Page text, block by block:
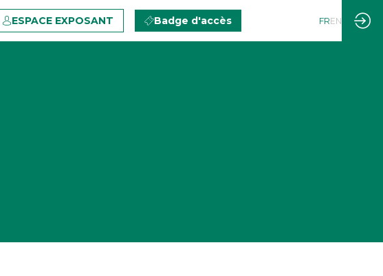
ESPACE EXPOSANT Badge d'accès FREN